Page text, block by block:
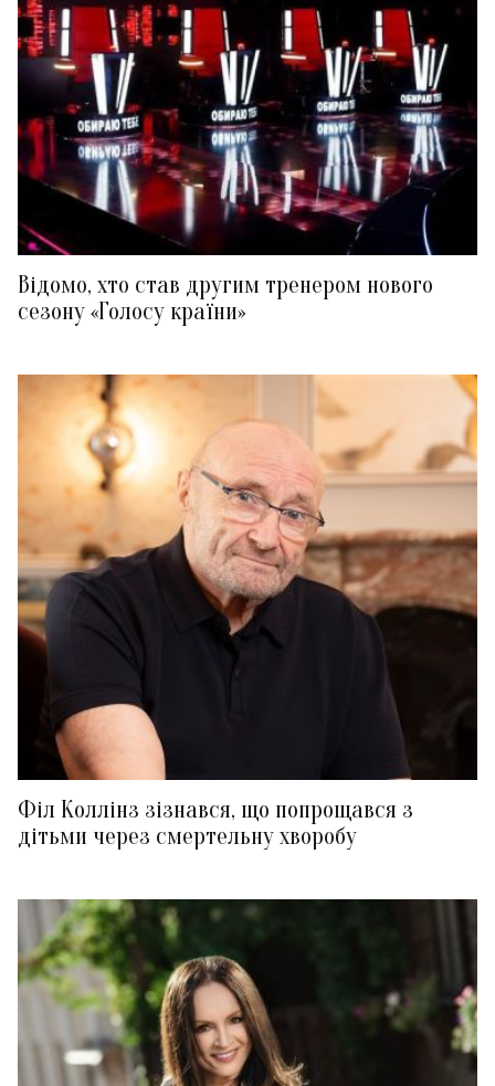
Відомо, хто став другим тренером нового
сезону «Голосу країни»
Філ Коллінз зізнався, що попрощався з
дітьми через смертельну хворобу